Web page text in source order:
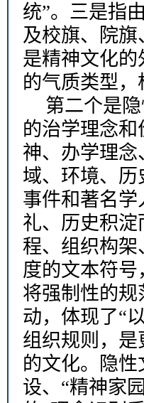
统”。三是指
及校旗、院
是精神文化
的气质类型，
第二个是
的治学理念
神、办学理
域、环境、
事件和著名
礼、历史积
程、组织构
度的文本符
将强制性的
动，体现了“
组织规则，
的文化。隐性
设、“精神家